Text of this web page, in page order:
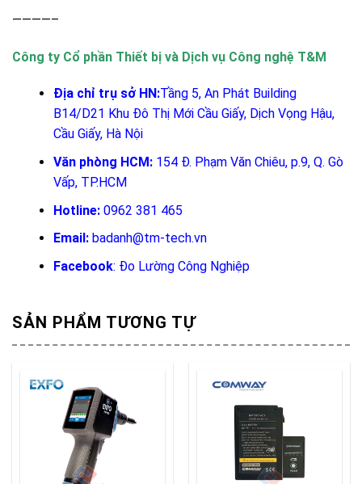
————–
Công ty Cổ phần Thiết bị và Dịch vụ Công nghệ T&M
Địa chỉ trụ sở HN:Tầng 5, An Phát Building
B14/D21 Khu Đô Thị Mới Cầu Giấy, Dịch Vọng Hậu,
Cầu Giấy, Hà Nội
Văn phòng HCM:154 Đ. Phạm Văn Chiêu, p.9, Q. Gò
Vấp, TP.HCM
Hotline: 0962 381 465
Email: badanh@tm-tech.vn
Facebook: Đo Lường Công Nghiệp
SẢN PHẨM TƯƠNG TỰ